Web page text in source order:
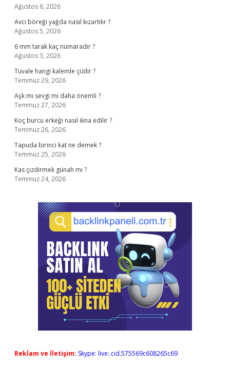
Ağustos 6, 2026
Avcı böreği yağda nasıl kızartılır ?
Ağustos 5, 2026
6 mm tarak kaç numaradır ?
Ağustos 3, 2026
Tuvale hangi kalemle çizilir ?
Temmuz 29, 2026
Aşk mı sevgi mi daha önemli ?
Temmuz 27, 2026
Koç burcu erkeği nasıl ikna edilir ?
Temmuz 26, 2026
Tapuda birinci kat ne demek ?
Temmuz 25, 2026
Kas çizdirmek günah mı ?
Temmuz 24, 2026
Reklam ve İletişim: Skype: live:.cid.575569c608265c69